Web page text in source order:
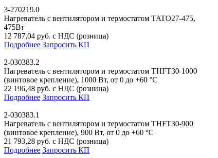
3-270219.0
Нагреватель с вентилятором и термостатом TATO27-475,
475Вт
12 787,04 руб. с НДС (розница)
Подробнее Запросить КП
2-030383.2
Нагреватель с вентилятором и термостатом THFT30-1000
(винтовое крепление), 1000 Вт, от 0 до +60 °C
22 196,48 руб. с НДС (розница)
Подробнее Запросить КП
2-030383.1
Нагреватель с вентилятором и термостатом THFT30-900
(винтовое крепление), 900 Вт, от 0 до +60 °C
21 793,28 руб. с НДС (розница)
Подробнее Запросить КП